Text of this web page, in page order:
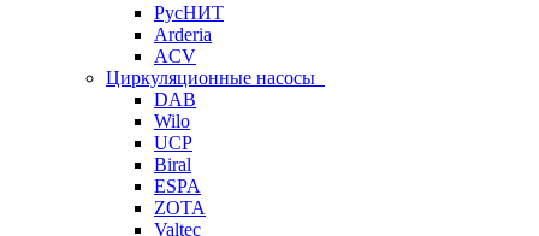
РусНИТ
Arderia
ACV
Циркуляционные насосы
DAB
Wilo
UCP
Biral
ESPA
ZOTA
Valtec